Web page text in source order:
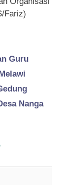
Fariz)
Guru
Nanga